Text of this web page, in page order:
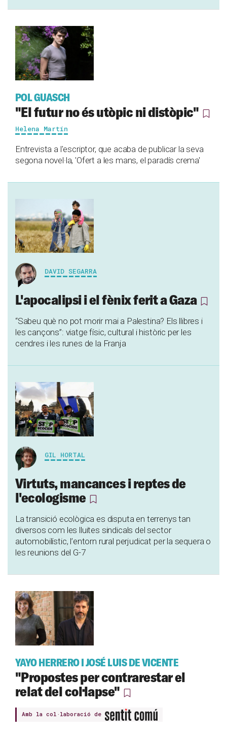
POL GUASCH
"El futur no és utòpic ni distòpic"
Helena Martín
Entrevista a l'escriptor, que acaba de publicar la seva
segona novel·la, 'Ofert a les mans, el paradís crema'
DAVID SEGARRA
L'apocalipsi i el fènix ferit a Gaza
“Sabeu què no pot morir mai a Palestina? Els llibres i
les cançons”: viatge físic, cultural i històric per les
cendres i les runes de la Franja
GIL HORTAL
Virtuts, mancances i reptes de
l'ecologisme
La transició ecològica es disputa en terrenys tan
diversos com les lluites sindicals del sector
automobilístic, l’entorn rural perjudicat per la sequera o
les reunions del G-7
YAYO HERRERO I JOSÉ LUIS DE VICENTE
"Propostes per contrarestar el
relat del col·lapse"
Amb la col·laboració de